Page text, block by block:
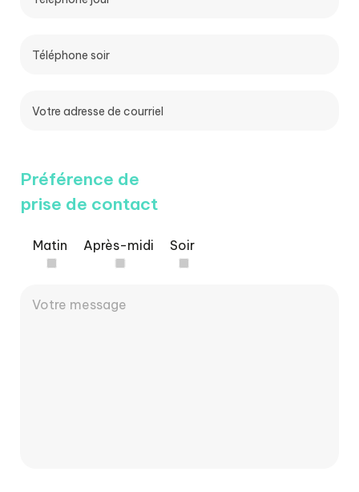
Préférence de
prise de contact
Matin Après-midi Soir